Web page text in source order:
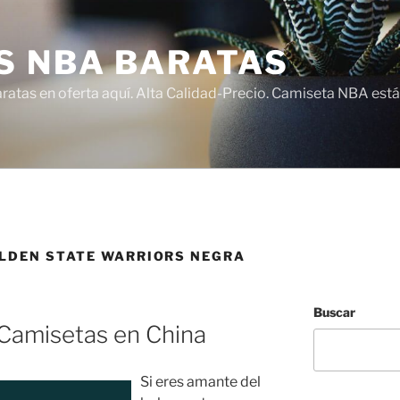
NBA BARATAS
en oferta aquí. Alta Calidad-Precio. Camiseta NBA
STATE WARRIORS NEGRA
en China
Si eres amante del
Buscar